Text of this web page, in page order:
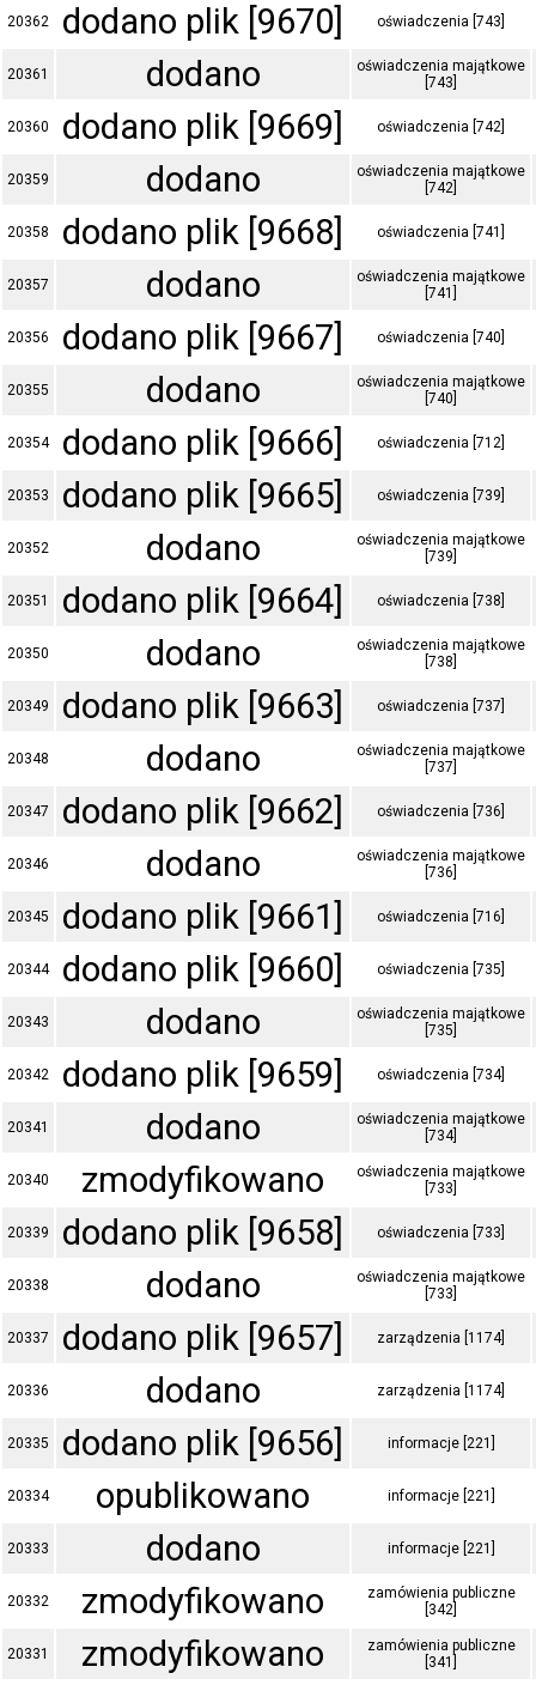
20362 dodano plik [9670] oświadczenia [743]
20361 dodano
oświadczenia majątkowe
[743]
20360 dodano plik [9669] oświadczenia [742]
20359 dodano
oświadczenia majątkowe
[742]
20358 dodano plik [9668] oświadczenia [741]
20357 dodano
oświadczenia majątkowe
[741]
20356 dodano plik [9667] oświadczenia [740]
20355 dodano
oświadczenia majątkowe
[740]
20354 dodano plik [9666] oświadczenia [712]
20353 dodano plik [9665] oświadczenia [739]
20352 dodano
oświadczenia majątkowe
[739]
20351 dodano plik [9664] oświadczenia [738]
20350 dodano
oświadczenia majątkowe
[738]
20349 dodano plik [9663] oświadczenia [737]
20348 dodano
oświadczenia majątkowe
[737]
20347 dodano plik [9662] oświadczenia [736]
20346 dodano
oświadczenia majątkowe
[736]
20345 dodano plik [9661] oświadczenia [716]
20344 dodano plik [9660] oświadczenia [735]
20343 dodano
oświadczenia majątkowe
[735]
20342 dodano plik [9659] oświadczenia [734]
20341 dodano
oświadczenia majątkowe
[734]
20340 zmodyfikowano
oświadczenia majątkowe
[733]
20339 dodano plik [9658] oświadczenia [733]
20338 dodano
oświadczenia majątkowe
[733]
20337 dodano plik [9657] zarządzenia [1174]
20336 dodano zarządzenia [1174]
20335 dodano plik [9656] informacje [221]
20334 opublikowano informacje [221]
20333 dodano informacje [221]
20332 zmodyfikowano
zamówienia publiczne
[342]
20331 zmodyfikowano
zamówienia publiczne
[341]